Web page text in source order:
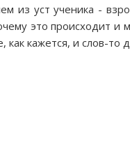
из уст ученика -
это происходит и
как кажется, и слов-то